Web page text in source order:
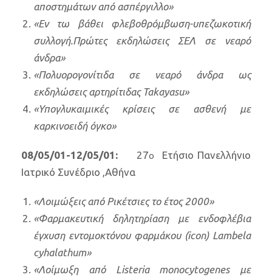
αποστημάτων από ασπέργιλλο»
«Εν τω βάθει φλεβοθρόμβωση-υπεζωκοτική
συλλογή.Πρώτες εκδηλώσεις ΣΕΛ σε νεαρό
άνδρα»
«Πολυορογονίτιδα σε νεαρό άνδρα ως
εκδηλώσεις αρτηρίτιδας Takayasu»
«Υπογλυκαιμικές κρίσεις σε ασθενή με
καρκινοειδή όγκο»
08/05/01-12/05/01: 27ο
Ετήσιο Πανελλήνιο
Ιατρικό Συνέδριο ,Αθήνα
«Λοιμώξεις από Ρικέτσιες το έτος 2000»
«Φαρμακευτική δηλητηρίαση με ενδοφλέβια
έγχυση εντομοκτόνου φαρμάκου (icon) Lambela
cyhalathum»
«Λοίμωξη από Listeria monocytogenes με